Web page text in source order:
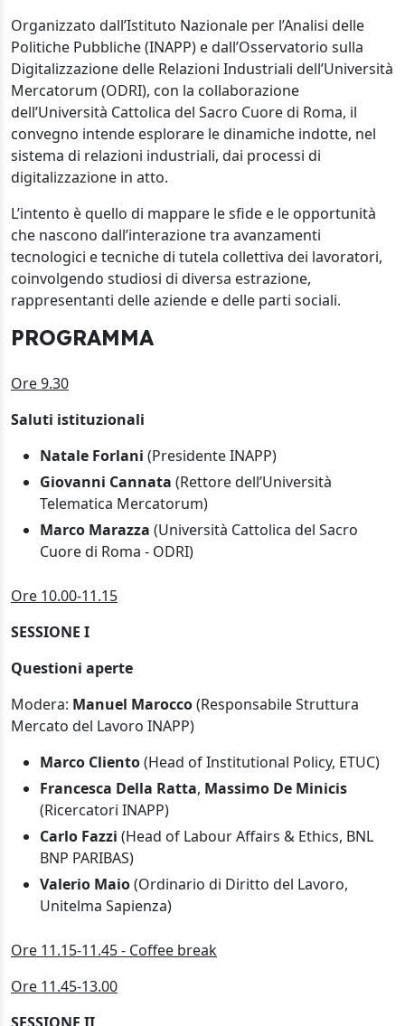
Organizzato dall’Istituto Nazionale per l’Analisi delle
Politiche Pubbliche (INAPP) e dall’Osservatorio sulla
Digitalizzazione delle Relazioni Industriali dell’Università
Mercatorum (ODRI), con la collaborazione
dell’Università Cattolica del Sacro Cuore di Roma, il
convegno intende esplorare le dinamiche indotte, nel
sistema di relazioni industriali, dai processi di
digitalizzazione in atto.
L’intento è quello di mappare le sfide e le opportunità
che nascono dall’interazione tra avanzamenti
tecnologici e tecniche di tutela collettiva dei lavoratori,
coinvolgendo studiosi di diversa estrazione,
rappresentanti delle aziende e delle parti sociali.
PROGRAMMA
Ore 9.30
Saluti istituzionali
Natale Forlani (Presidente INAPP)
Giovanni Cannata (Rettore dell’Università
Telematica Mercatorum)
Marco Marazza (Università Cattolica del Sacro
Cuore di Roma - ODRI)
Ore 10.00-11.15
SESSIONE I
Questioni aperte
Modera: Manuel Marocco(Responsabile Struttura
Mercato del Lavoro INAPP)
Marco Cliento(Head of Institutional Policy, ETUC)
Francesca Della Ratta, Massimo De Minicis
(Ricercatori INAPP)
Carlo Fazzi (Head of Labour Affairs & Ethics, BNL
BNP PARIBAS)
Valerio Maio(Ordinario di Diritto del Lavoro,
Unitelma Sapienza)
Ore 11.15-11.45 - Coffee break
Ore 11.45-13.00